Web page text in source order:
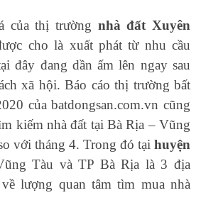
của thị trường nhà đất Xuyên
cho là xuất phát từ nhu cầu
đây đang dần ấm lên ngay sau
xã hội. Báo cáo thị trường bất
của batdongsan.com.vn cũng
kiếm nhà đất tại Bà Rịa – Vũng
với tháng 4. Trong đó tại huyện
Tàu và TP Bà Rịa là 3 địa
lượng quan tâm tìm mua nhà